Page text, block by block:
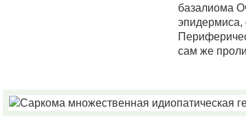
базалиома
эпидермиса,
сам же